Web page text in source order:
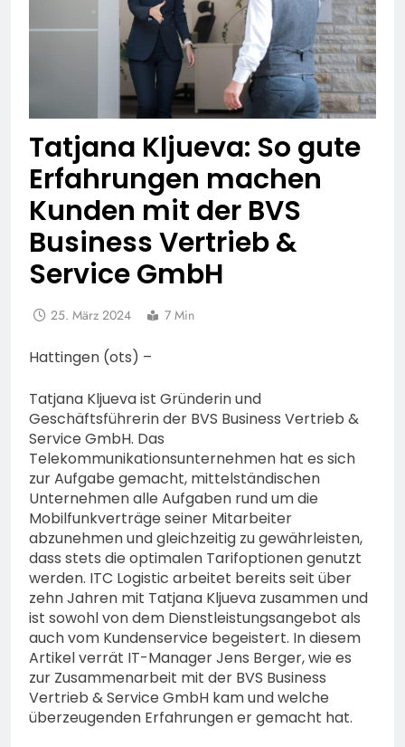
Tatjana Kljueva: So gute
Erfahrungen machen
Kunden mit der BVS
Business Vertrieb &
Service GmbH
25. März 2024 7 Min
Hattingen (ots) –
Tatjana Kljueva ist Gründerin und
Geschäftsführerin der BVS Business Vertrieb &
Service GmbH. Das
Telekommunikationsunternehmen hat es sich
zur Aufgabe gemacht, mittelständischen
Unternehmen alle Aufgaben rund um die
Mobilfunkverträge seiner Mitarbeiter
abzunehmen und gleichzeitig zu gewährleisten,
dass stets die optimalen Tarifoptionen genutzt
werden. ITC Logistic arbeitet bereits seit über
zehn Jahren mit Tatjana Kljueva zusammen und
ist sowohl von dem Dienstleistungsangebot als
auch vom Kundenservice begeistert. In diesem
Artikel verrät IT-Manager Jens Berger, wie es
zur Zusammenarbeit mit der BVS Business
Vertrieb & Service GmbH kam und welche
überzeugenden Erfahrungen er gemacht hat.